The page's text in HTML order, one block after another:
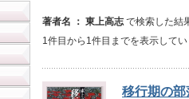
著者名 ： 東上高志 で検索した結
1件目から1件目までを表示して
移行期の部